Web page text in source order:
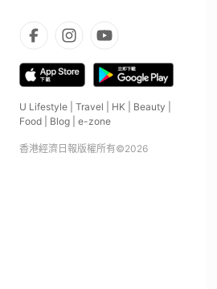
U Lifestyle Travel HK Beauty
Food
Blog e-zone
香港經濟日報版權所有©2026